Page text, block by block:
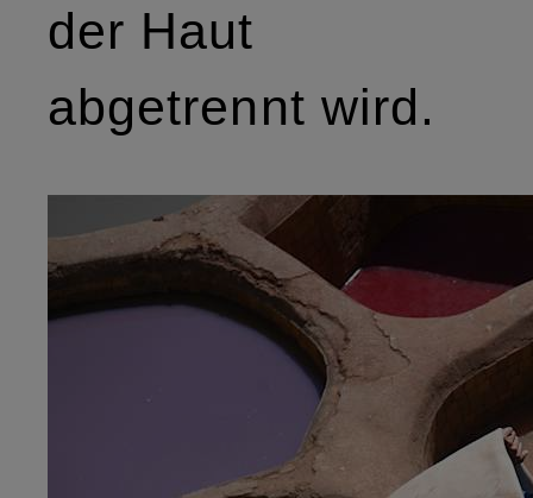
der Haut
abgetrennt wird.